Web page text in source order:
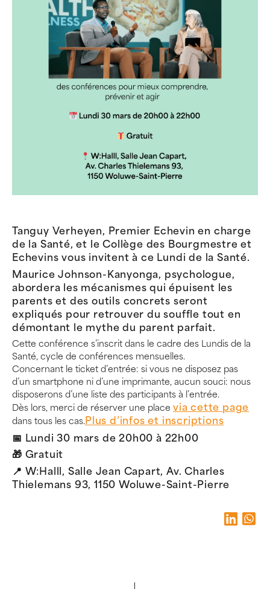
Tanguy Verheyen, Premier Echevin en charge
de la Santé, et le Collège des Bourgmestre et
Echevins vous invitent à ce Lundi de la Santé.
Maurice Johnson-Kanyonga, psychologue,
abordera les mécanismes qui épuisent les
parents et des outils concrets seront
expliqués pour retrouver du souffle tout en
démontant le mythe du parent parfait.
Cette conférence s’inscrit dans le cadre des Lundis de la
Santé, cycle de conférences mensuelles.
Concernant le ticket d’entrée: si vous ne disposez pas
d’un smartphone ni d’une imprimante, aucun souci: nous
disposerons d’une liste des participants à l’entrée.
Dès lors, merci de réserver une place via cette page
dans tous les cas. Plus d’infos et inscriptions
📅 Lundi 30 mars de 20h00 à 22h00
🎁 Gratuit
📍 W:Halll, Salle Jean Capart, Av. Charles
Thielemans 93, 1150 Woluwe-Saint-Pierre